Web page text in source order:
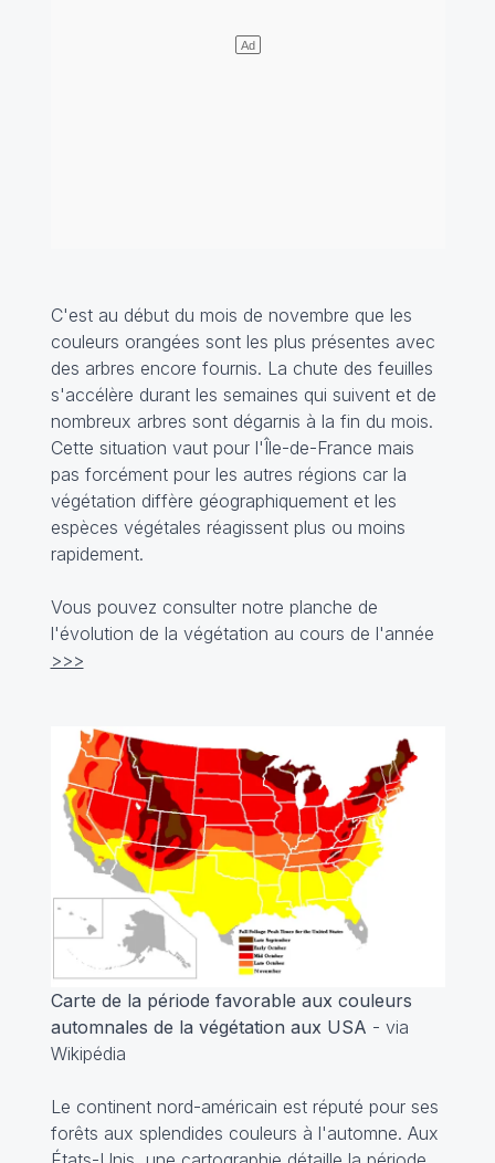
C'est au début du mois de novembre que les
couleurs orangées sont les plus présentes avec
des arbres encore fournis. La chute des feuilles
s'accélère durant les semaines qui suivent et de
nombreux arbres sont dégarnis à la fin du mois.
Cette situation vaut pour l'Île-de-France mais
pas forcément pour les autres régions car la
végétation diffère géographiquement et les
espèces végétales réagissent plus ou moins
rapidement.
Vous pouvez consulter notre planche de
l'évolution de la végétation au cours de l'année
>>>
Carte de la période favorable aux couleurs
automnales de la végétation aux USA - via
Wikipédia
Le continent nord-américain est réputé pour ses
forêts aux splendides couleurs à l'automne. Aux